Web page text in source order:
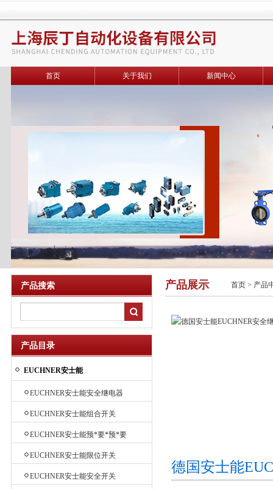
首页 关于我们 新闻中心
产品搜索
产品目录
EUCHNER安士能
EUCHNER安士能安全继电器
EUCHNER安士能组合开关
EUCHNER安士能预*要*预*要
*预*要*预*要*预*要*预先进
要先进行程开关
EUCHNER安士能限位开关
EUCHNER安士能安全开关
产品展示 首页> 产品
德国安士能